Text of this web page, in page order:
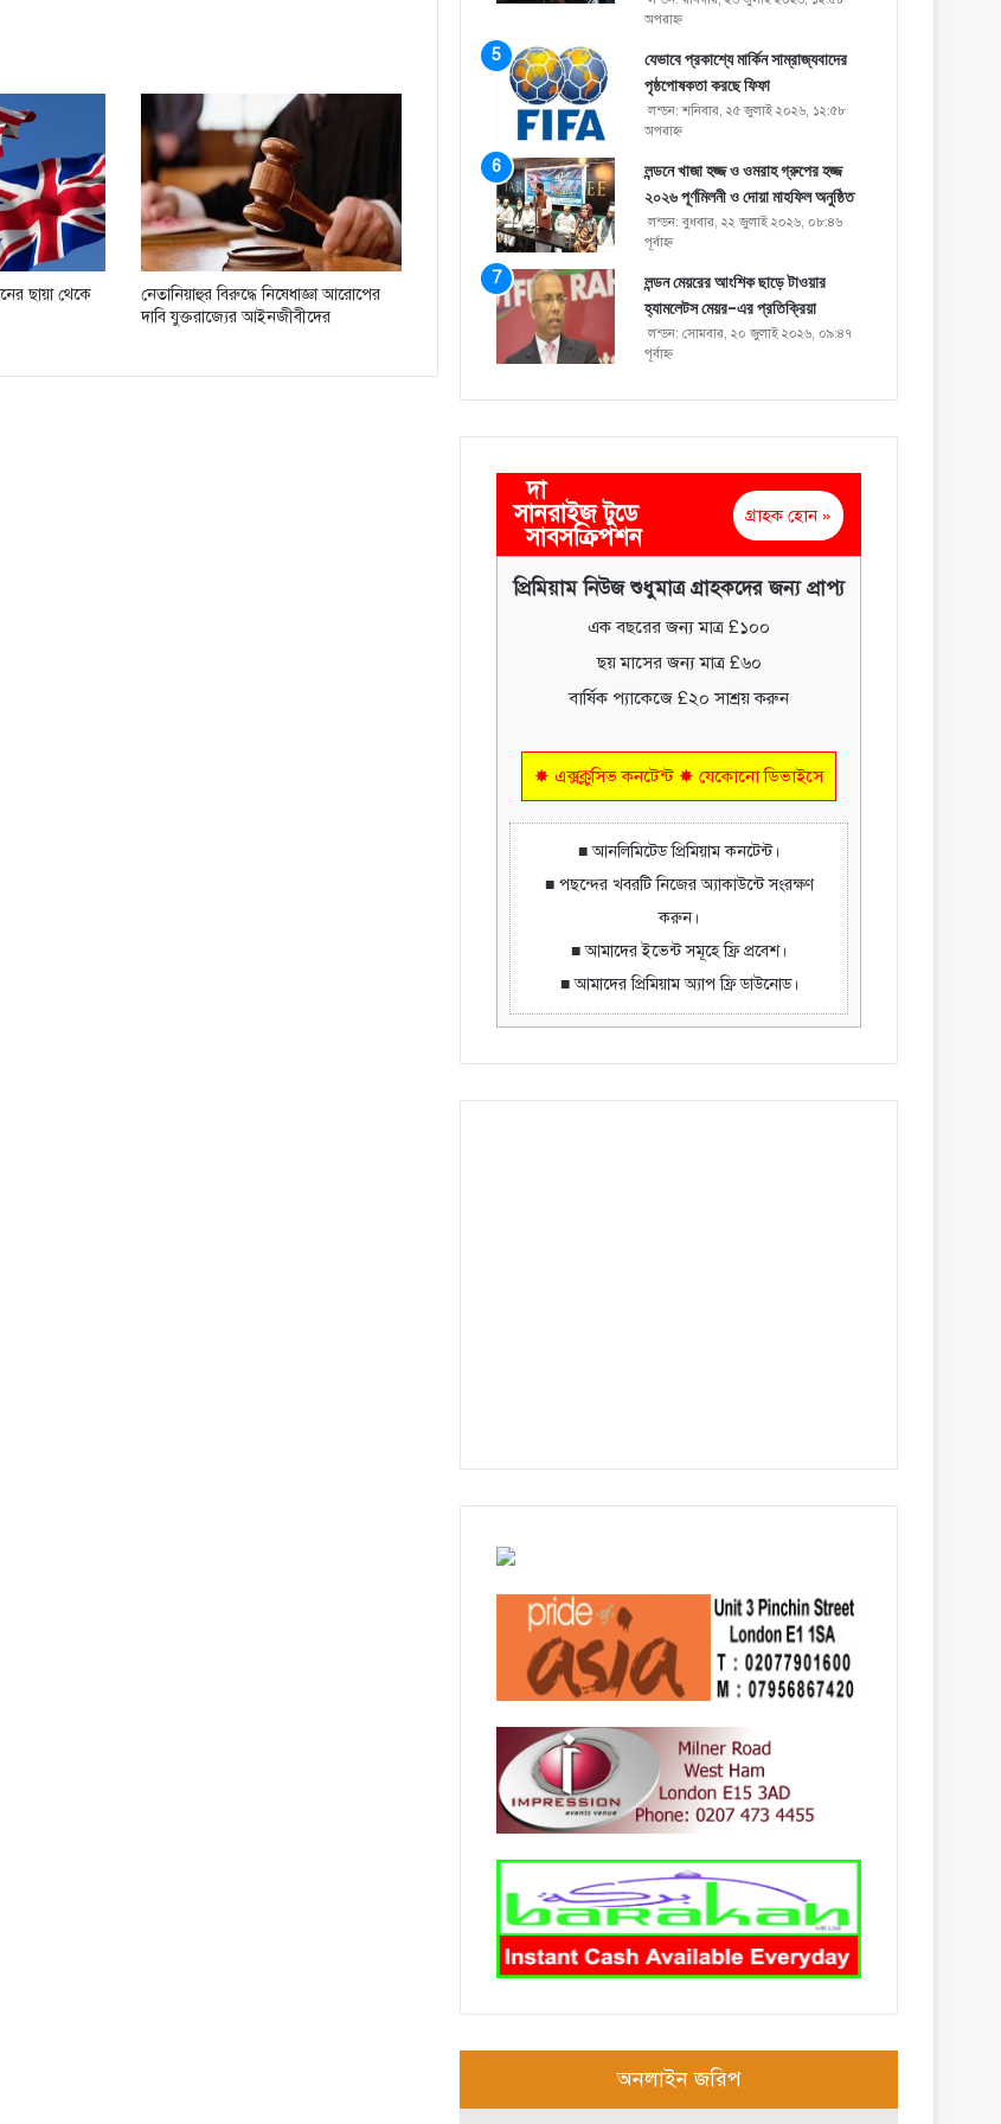
ছায়া থেকে
নেতানিয়াহুর বিরুদ্ধে নিষেধাজ্ঞা আরোপের
দাবি যুক্তরাজ্যের আইনজীবীদের
অপরাহ্ণ
যেভাবে প্রকাশ্যে মার্কিন সাম্রাজ্যবাদের
পৃষ্ঠপোষকতা করছে ফিফা
লন্ডন: শনিবার, ২৫ জুলাই ২০২৬, ১২:৫৮
অপরাহ্ণ
লন্ডনে খাজা হজ্জ ও ওমরাহ গ্রুপের হজ্জ
২০২৬ পূর্ণমিলনী ও দোয়া মাহফিল অনুষ্ঠিত
লন্ডন: বুধবার, ২২ জুলাই ২০২৬, ০৮:৪৬
পূর্বাহ্ণ
লন্ডন মেয়রের আংশিক ছাড়ে টাওয়ার
হ্যামলেটস মেয়র-এর প্রতিক্রিয়া
লন্ডন: সোমবার, ২০ জুলাই ২০২৬, ০৯:৪৭
পূর্বাহ্ণ
দা
সানরাইজ টুডে
সাবসক্রিপশন
গ্রাহক হোন »
প্রিমিয়াম নিউজ শুধুমাত্র গ্রাহকদের জন্য প্রাপ্য
এক বছরের জন্য মাত্র £১০০
ছয় মাসের জন্য মাত্র £৬০
বার্ষিক প্যাকেজে £২০ সাশ্রয় করুন
✸ এক্সক্লুসিভ কনটেন্ট ✸ যেকোনো ডিভাইসে
■ আনলিমিটেড প্রিমিয়াম কনটেন্ট।
■ পছন্দের খবরটি নিজের অ্যাকাউন্টে সংরক্ষণ
করুন।
■ আমাদের ইভেন্ট সমূহে ফ্রি প্রবেশ।
■ আমাদের প্রিমিয়াম অ্যাপ ফ্রি ডাউনোড।
অনলাইন জরিপ